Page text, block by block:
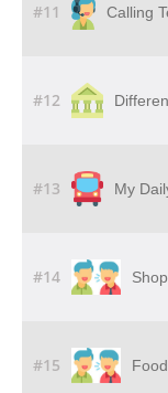
#11 Calling
#12
#13 My
#14
#15